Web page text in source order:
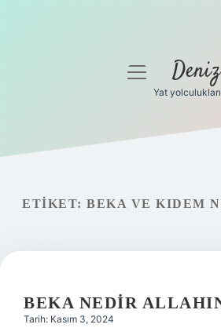
Gizlilik Politikası
menüyü
Yat
ETIKET: BEKA VE KIDEM
BEKA NEDIR
Tarih: Kasım 3, 2024